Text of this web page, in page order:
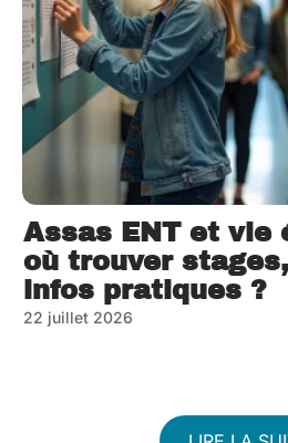
Assas ENT et vie
où trouver
infos pratiques ?
22 juillet 2026